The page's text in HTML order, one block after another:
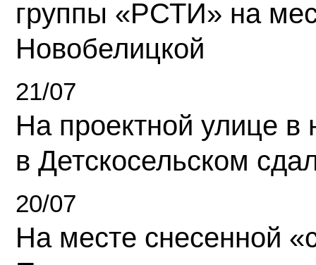
группы «РСТИ» на
Новобелицкой
21/07
На проектной улице
в Детскосельском
20/07
На месте снесенной